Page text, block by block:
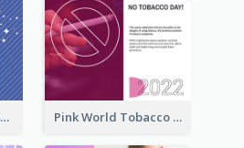
Strip Pattern Memorial Day Instagram Post Pink World Tobacco Day Instagram Post